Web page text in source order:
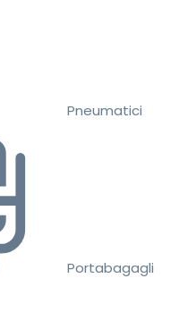
Pneumatici
Portabagagli